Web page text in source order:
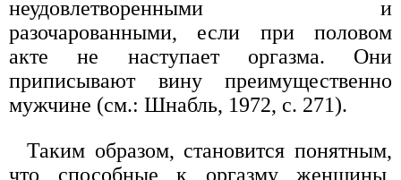
неудовлетворенными и
разочарованными, если при половом
акте не наступает оргазма. Они
приписывают вину преимущественно
мужчине (см.: Шнабль, 1972, с. 271).
Таким образом, становится понятным,
что способные к оргазму женщины,